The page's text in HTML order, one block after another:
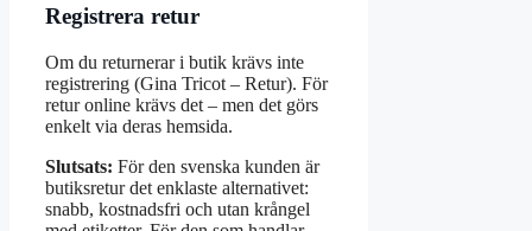
Registrera retur
Om du returnerar i butik krävs inte
registrering (Gina Tricot – Retur). För
retur online krävs det – men det görs
enkelt via deras hemsida.
Slutsats: För den svenska kunden är
butiksretur det enklaste alternativet:
snabb, kostnadsfri och utan krångel